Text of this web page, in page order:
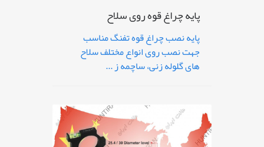
پایه چراغ قوه روی سلاح
پایه نصب چراغ قوه تفنگ مناسب
جهت نصب روی انواع مختلف سلاح
های گلوله زنی، ساچمه ز ...